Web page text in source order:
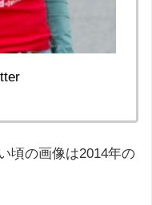
頃の画像は2014年の